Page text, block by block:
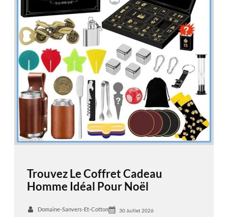
Trouvez Le Coffret Cadeau
Homme Idéal Pour Noël
Domaine-Sanvers-Et-Cotton 30 Juillet 2026